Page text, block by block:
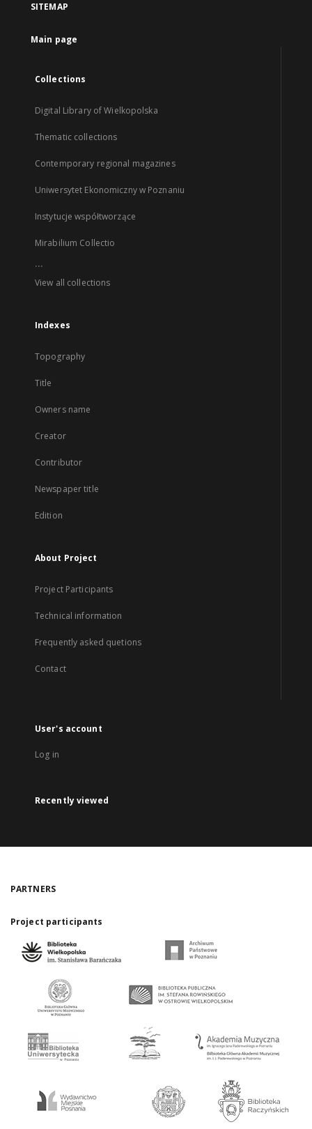
SITEMAP
Main page
Collections
Digital Library of Wielkopolska
Thematic collections
Contemporary regional magazines
Uniwersytet Ekonomiczny w Poznaniu
Instytucje współtworzące
Mirabilium Collectio
...
View all collections
Indexes
Topography
Title
Owners name
Creator
Contributor
Newspaper title
Edition
About Project
Project Participants
Technical information
Frequently asked quetions
Contact
User's account
Log in
Recently viewed
PARTNERS
Project participants